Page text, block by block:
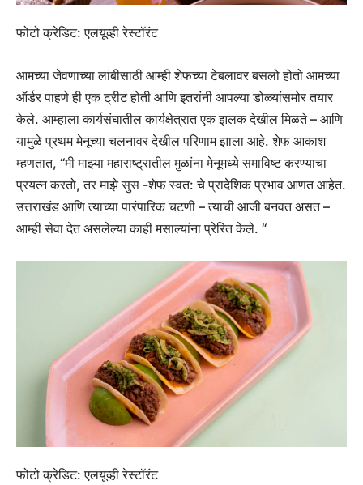
फोटो क्रेडिट: एलयूव्ही रेस्टॉरंट
आमच्या जेवणाच्या लांबीसाठी आम्ही शेफच्या टेबलावर बसलो होतो आमच्या
ऑर्डर पाहणे ही एक ट्रीट होती आणि इतरांनी आपल्या डोळ्यांसमोर तयार
केले. आम्हाला कार्यसंघातील कार्यक्षेत्रात एक झलक देखील मिळते – आणि
यामुळे प्रथम मेनूच्या चलनावर देखील परिणाम झाला आहे. शेफ आकाश
म्हणतात, “मी माझ्या महाराष्ट्रातील मुळांना मेनूमध्ये समाविष्ट करण्याचा
प्रयत्न करतो, तर माझे सुस -शेफ स्वत: चे प्रादेशिक प्रभाव आणत आहेत.
उत्तराखंड आणि त्याच्या पारंपारिक चटणी – त्याची आजी बनवत असत –
आम्ही सेवा देत असलेल्या काही मसाल्यांना प्रेरित केले. “
फोटो क्रेडिट: एलयूव्ही रेस्टॉरंट